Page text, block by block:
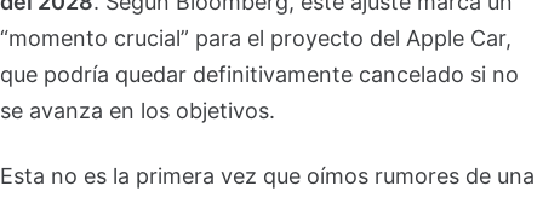
“momento crucial” para el proyecto del Apple Car,
que podría quedar definitivamente cancelado si no
se avanza en los objetivos.
Esta no es la primera vez que oímos rumores de una